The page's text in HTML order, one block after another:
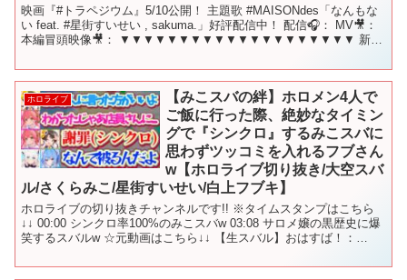
映画『#トラペジウム』5/10公開！ 主題歌 #MAISONdes「なんもな
い feat. #星街すいせい , sakuma.」好評配信中！ 配信🎧： MV🎥：
本編冒頭映像🎥： ▼▼▼▼▼▼▼▼▼▼▼▼▼▼▼▼▼▼▼▼ 新曲
ホロライブ
【みこスバの絆】ホロメン4人で
ご飯に行った際、絶妙なタイミン
グで『シンクロ』するみこスバに
思わずツッコミを入れるフブさん
w【ホロライブ切り抜き/大空スバ
ル/さくらみこ/星街すいせい/白上フブキ】
ホロライブの切り抜きチャンネルです!! ※タイムスタンプはこちら
↓↓ 00:00 シンクロ率100%のみこスバw 03:08 サロメ嬢の黒歴史に爆
笑するスバルw ☆元動画はこちら↓↓ 【生スバル】おはすば！：